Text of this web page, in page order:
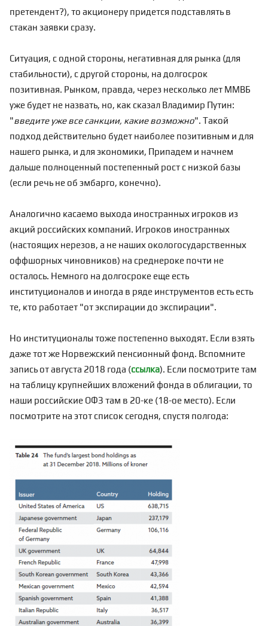
претендент?), то акционеру придется подставлять в
стакан заявки сразу.
Ситуация, с одной стороны, негативная для рынка (для
стабильности), с другой стороны, на долгосрок
позитивная. Рынком, правда, через несколько лет ММВБ
уже будет не назвать, но, как сказал Владимир Путин:
"введите уже все санкции, какие возможно". Такой
подход действительно будет наиболее позитивным и для
нашего рынка, и для экономики, Припадем и начнем
дальше полноценный постепенный рост с низкой базы
(если речь не об эмбарго, конечно).
Аналогично касаемо выхода иностранных игроков из
акций российских компаний. Игроков иностранных
(настоящих нерезов, а не наших окологосударственных
оффшорных чиновников) на среднероке почти не
осталось. Немного на долгосроке еще есть
институционалов и иногда в ряде инструментов есть есть
те, кто работает "от экспирации до экспирации".
Но институционалы тоже постепенно выходят. Если взять
даже тот же Норвежский пенсионный фонд. Вспомните
запись от августа 2018 года (ссылка). Если посмотрите там
на таблицу крупнейших вложений фонда в облигации, то
наши российские ОФЗ там в 20-ке (18-ое место). Если
посмотрите на этот список сегодня, спустя полгода: